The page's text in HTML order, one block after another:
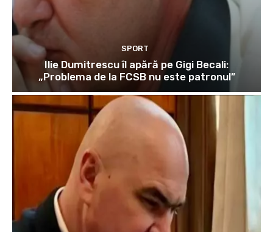
SPORT
Ilie Dumitrescu îl apără pe Gigi Becali:
„Problema de la FCSB nu este patronul”